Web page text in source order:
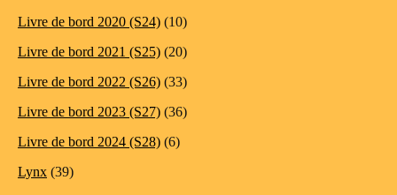
Livre de bord 2020 (S24) (10)
Livre de bord 2021 (S25) (20)
Livre de bord 2022 (S26) (33)
Livre de bord 2023 (S27) (36)
Livre de bord 2024 (S28) (6)
Lynx (39)